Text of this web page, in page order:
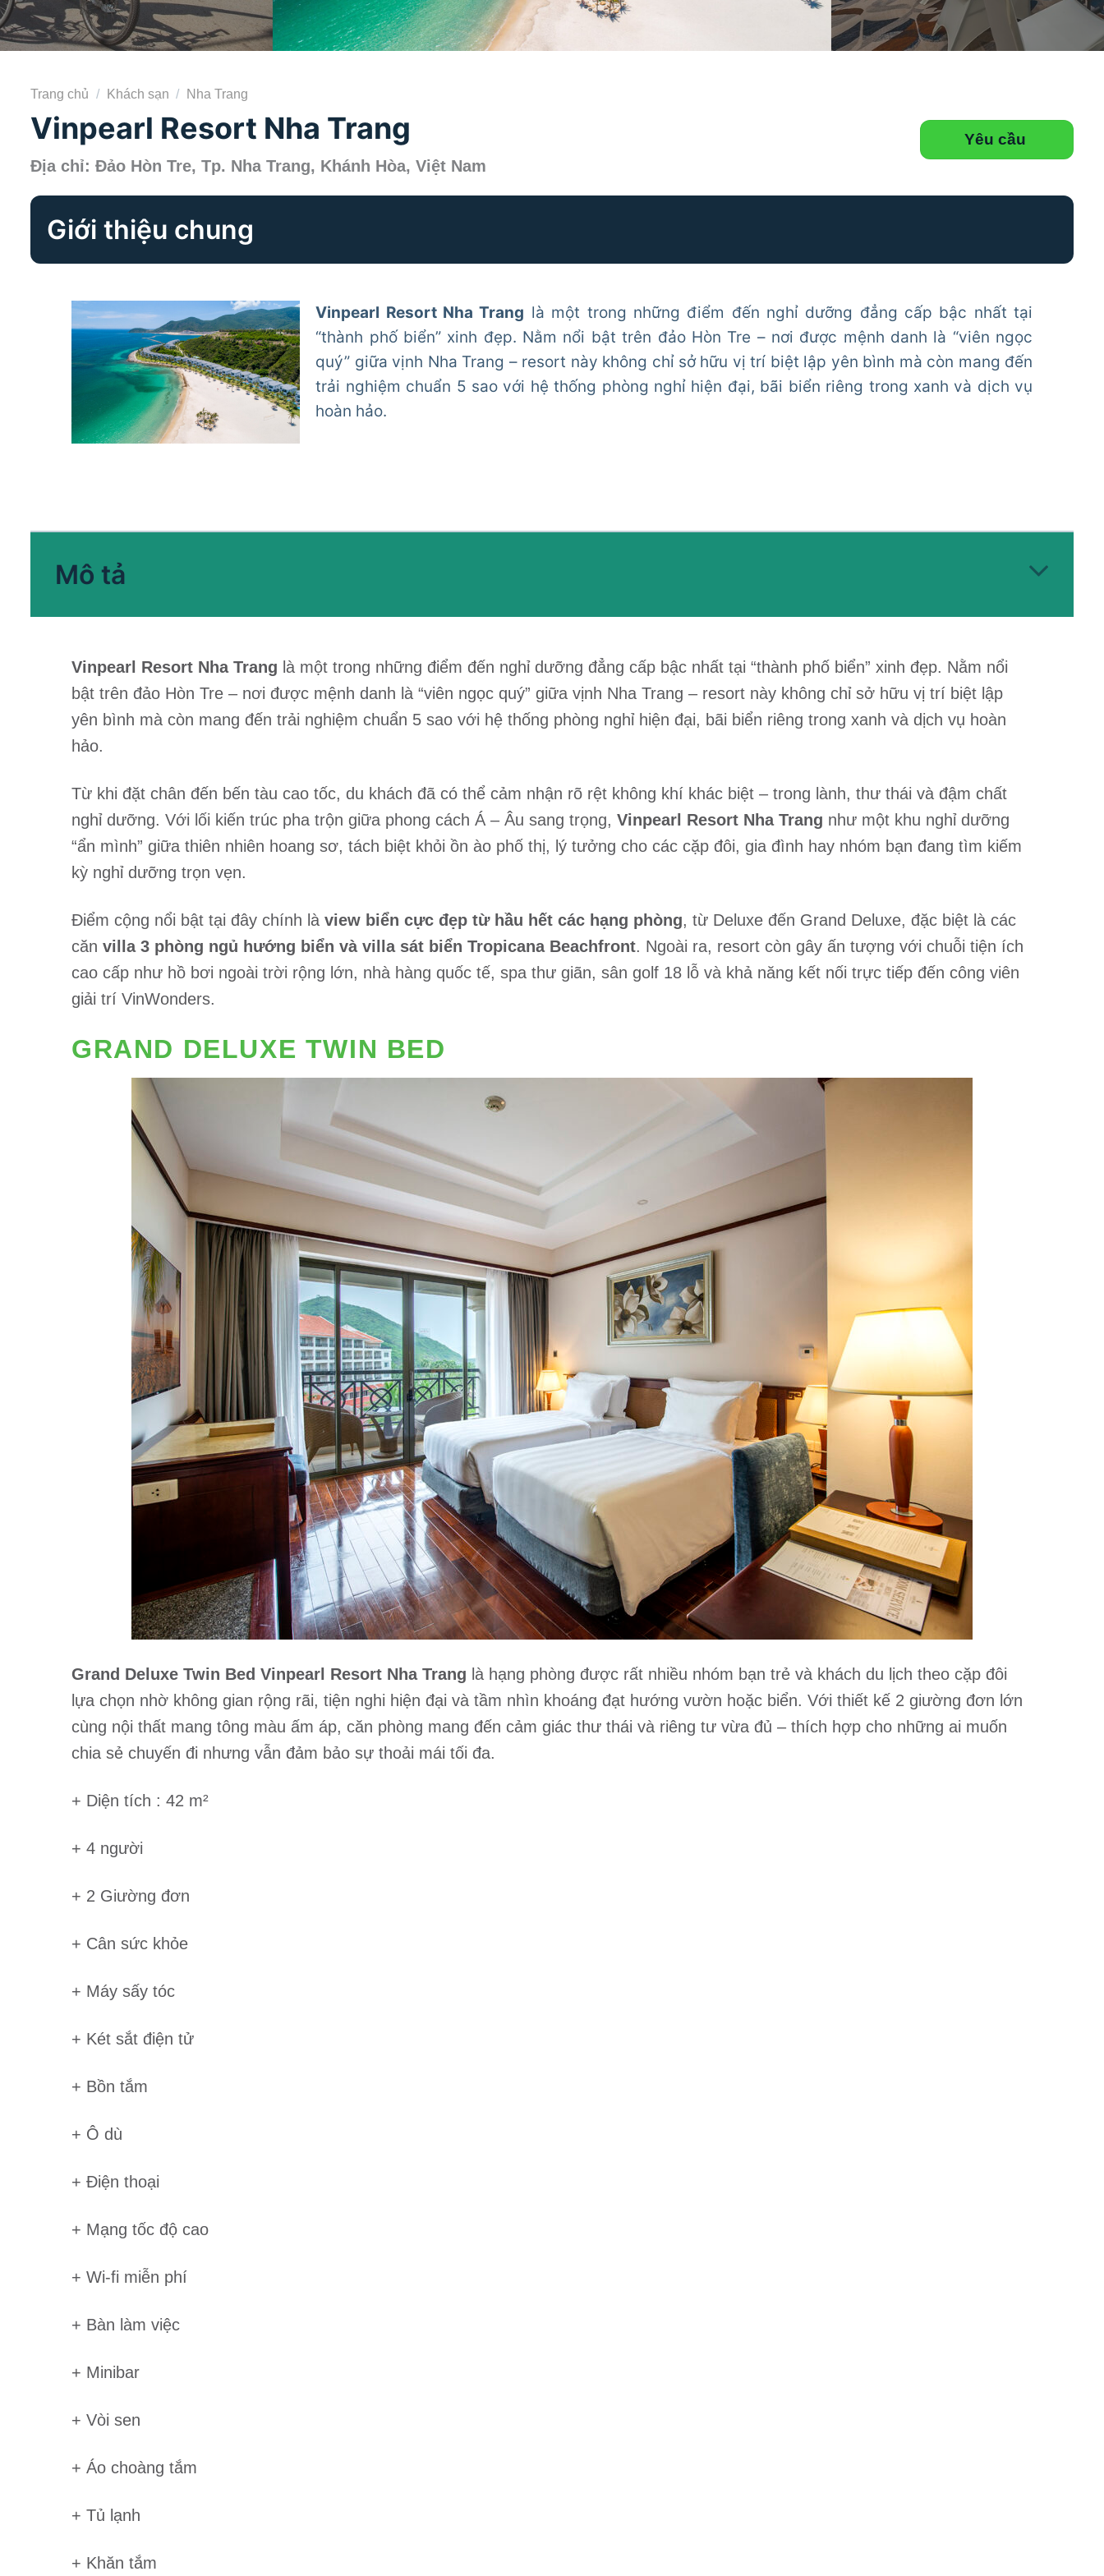
Trang chủ / Khách sạn / Nha Trang
Vinpearl Resort Nha Trang
Địa chỉ: Đảo Hòn Tre, Tp. Nha Trang, Khánh Hòa, Việt Nam
Yêu cầu
Giới thiệu chung
Vinpearl Resort Nha Trang là một trong những điểm đến nghỉ dưỡng đẳng cấp bậc nhất tại
“thành phố biển” xinh đẹp. Nằm nổi bật trên đảo Hòn Tre – nơi được mệnh danh là “viên ngọc
quý” giữa vịnh Nha Trang – resort này không chỉ sở hữu vị trí biệt lập yên bình mà còn mang đến
trải nghiệm chuẩn 5 sao với hệ thống phòng nghỉ hiện đại, bãi biển riêng trong xanh và dịch vụ
hoàn hảo.
Mô tả
Vinpearl Resort Nha Trang là một trong những điểm đến nghỉ dưỡng đẳng cấp bậc nhất tại “thành phố biển” xinh đẹp. Nằm nổi
bật trên đảo Hòn Tre – nơi được mệnh danh là “viên ngọc quý” giữa vịnh Nha Trang – resort này không chỉ sở hữu vị trí biệt lập
yên bình mà còn mang đến trải nghiệm chuẩn 5 sao với hệ thống phòng nghỉ hiện đại, bãi biển riêng trong xanh và dịch vụ hoàn
hảo.
Từ khi đặt chân đến bến tàu cao tốc, du khách đã có thể cảm nhận rõ rệt không khí khác biệt – trong lành, thư thái và đậm chất
nghỉ dưỡng. Với lối kiến trúc pha trộn giữa phong cách Á – Âu sang trọng, Vinpearl Resort Nha Trang như một khu nghỉ dưỡng
“ẩn mình” giữa thiên nhiên hoang sơ, tách biệt khỏi ồn ào phố thị, lý tưởng cho các cặp đôi, gia đình hay nhóm bạn đang tìm kiếm
kỳ nghỉ dưỡng trọn vẹn.
Điểm cộng nổi bật tại đây chính là view biển cực đẹp từ hầu hết các hạng phòng, từ Deluxe đến Grand Deluxe, đặc biệt là các
căn villa 3 phòng ngủ hướng biển và villa sát biển Tropicana Beachfront. Ngoài ra, resort còn gây ấn tượng với chuỗi tiện ích
cao cấp như hồ bơi ngoài trời rộng lớn, nhà hàng quốc tế, spa thư giãn, sân golf 18 lỗ và khả năng kết nối trực tiếp đến công viên
giải trí VinWonders.
GRAND DELUXE TWIN BED
Grand Deluxe Twin Bed Vinpearl Resort Nha Trang là hạng phòng được rất nhiều nhóm bạn trẻ và khách du lịch theo cặp đôi
lựa chọn nhờ không gian rộng rãi, tiện nghi hiện đại và tầm nhìn khoáng đạt hướng vườn hoặc biển. Với thiết kế 2 giường đơn lớn
cùng nội thất mang tông màu ấm áp, căn phòng mang đến cảm giác thư thái và riêng tư vừa đủ – thích hợp cho những ai muốn
chia sẻ chuyến đi nhưng vẫn đảm bảo sự thoải mái tối đa.
+ Diện tích : 42 m²
+ 4 người
+ 2 Giường đơn
+ Cân sức khỏe
+ Máy sấy tóc
+ Két sắt điện tử
+ Bồn tắm
+ Ô dù
+ Điện thoại
+ Mạng tốc độ cao
+ Wi-fi miễn phí
+ Bàn làm việc
+ Minibar
+ Vòi sen
+ Áo choàng tắm
+ Tủ lạnh
+ Khăn tắm